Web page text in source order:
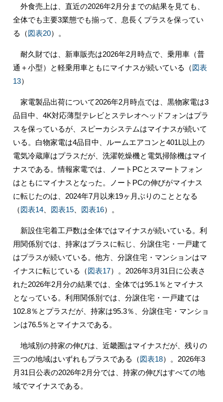
外食売上は、直近の2026年2月分までの結果を見ても、
全体でも主要3業態でも揃って、息長くプラスを保ってい
る（図表20）。
耐久財では、新車販売は2026年2月時点で、乗用車（普
通＋小型）と軽乗用車ともにマイナスが続いている（図表
13）
家電製品出荷について2026年2月時点では、黒物家電は3
品目中、4K対応薄型テレビとステレオヘッドフォンはプラ
スを保っているが、スピーカシステムはマイナスが続いて
いる。白物家電は4品目中、ルームエアコンと401L以上の
電気冷蔵庫はプラスだが、洗濯乾燥機と電気掃除機はマイ
ナスである。情報家電では、ノートPCとスマートフォン
はともにマイナスとなった。ノートPCの伸びがマイナス
に転じたのは、2024年7月以来19ヶ月ぶりのこととなる
（図表14 図表15 図表16）。
新設住宅着工戸数は全体ではマイナスが続いている。利
用関係別では、持家はプラスに転じ、分譲住宅・一戸建て
はプラスが続いている。他方、分譲住宅・マンションはマ
イナスに転じている（図表17）。2026年3月31日に公表さ
れた2026年2月分の結果では、全体では95.1％とマイナス
となっている。利用関係別では、分譲住宅・一戸建ては
102.8％とプラスだが、持家は95.3％、分譲住宅・マンショ
ンは76.5％とマイナスである。
地域別の持家の伸びは、近畿圏はマイナスだが、残りの
三つの地域はいずれもプラスである（図表18）。2026年3
月31日公表の2026年2月分では、持家の伸びはすべての地
域でマイナスである。